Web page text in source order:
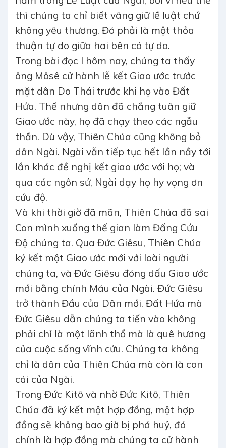
thì chúng ta chỉ biết vâng giữ lề luật chứ
không yêu thương. Đó phải là một thỏa
thuận tự do giữa hai bên có tự do.
Trong bài đọc I hôm nay, chúng ta thấy
ông Môsê cử hành lễ kết Giao ước trước
mặt dân Do Thái trước khi họ vào Đất
Hứa. Thế nhưng dân đã chẳng tuân giữ
Giao ước này, họ đã chạy theo các ngẫu
thần. Dù vậy, Thiên Chúa cũng không bỏ
dân Ngài. Ngài vẫn tiếp tục hết lần nầy tới
lần khác đề nghị kết giao ước với họ; và
qua các ngôn sứ, Ngài dạy họ hy vọng ơn
cứu độ.
Và khi thời giờ đã mãn, Thiên Chúa đã sai
Con mình xuống thế gian làm Đấng Cứu
Độ chúng ta. Qua Đức Giêsu, Thiên Chúa
ký kết một Giao ước mới với loài người
chúng ta, và Đức Giêsu đóng dấu Giao ước
mới bằng chính Máu của Ngài. Đức Giêsu
trở thành Đầu của Dân mới. Đất Hứa mà
Đức Giêsu dẫn chúng ta tiến vào không
phải chỉ là một lãnh thổ mà là quê hương
của cuộc sống vĩnh cửu. Chúng ta không
chỉ là dân của Thiên Chúa mà còn là con
cái của Ngài.
Trong Đức Kitô và nhờ Đức Kitô, Thiên
Chúa đã ký kết một hợp đồng, một hợp
đồng sẽ không bao giờ bị phá huỷ, đó
chính là hợp đồng mà chúng ta cử hành